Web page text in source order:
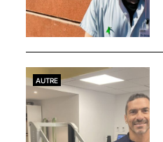
AUTRE